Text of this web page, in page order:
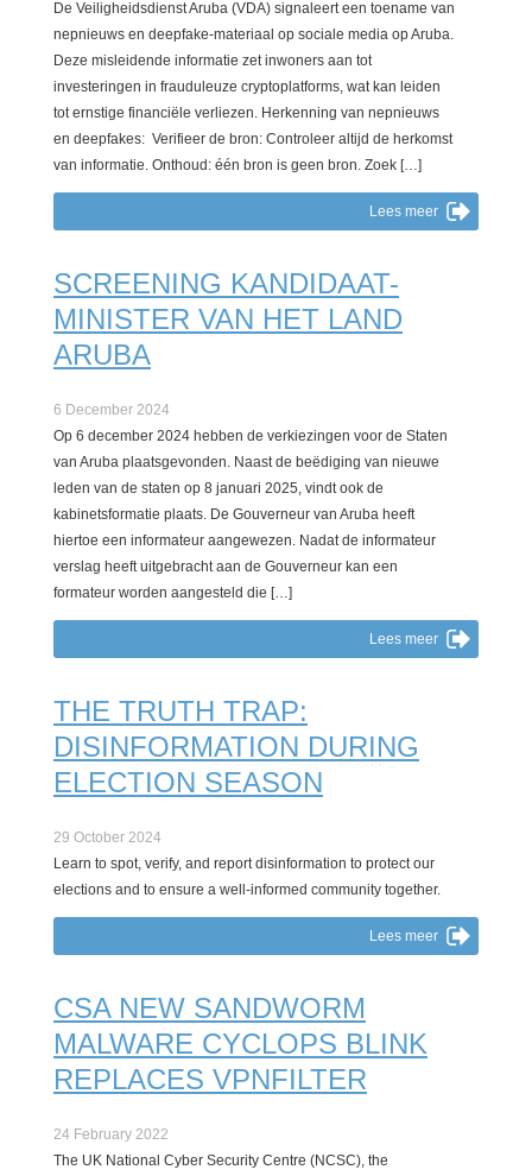
De Veiligheidsdienst Aruba (VDA) signaleert een toename van
nepnieuws en deepfake-materiaal op sociale media op Aruba.
Deze misleidende informatie zet inwoners aan tot
investeringen in frauduleuze cryptoplatforms, wat kan leiden
tot ernstige financiële verliezen. Herkenning van nepnieuws
en deepfakes: Verifieer de bron: Controleer altijd de herkomst
van informatie. Onthoud: één bron is geen bron. Zoek […]
Lees meer
SCREENING KANDIDAAT-
MINISTER VAN HET LAND
ARUBA
6 December 2024
Op 6 december 2024 hebben de verkiezingen voor de Staten
van Aruba plaatsgevonden. Naast de beëdiging van nieuwe
leden van de staten op 8 januari 2025, vindt ook de
kabinetsformatie plaats. De Gouverneur van Aruba heeft
hiertoe een informateur aangewezen. Nadat de informateur
verslag heeft uitgebracht aan de Gouverneur kan een
formateur worden aangesteld die […]
Lees meer
THE TRUTH TRAP:
DISINFORMATION DURING
ELECTION SEASON
29 October 2024
Learn to spot, verify, and report disinformation to protect our
elections and to ensure a well-informed community together.
Lees meer
CSA NEW SANDWORM
MALWARE CYCLOPS BLINK
REPLACES VPNFILTER
24 February 2022
The UK National Cyber Security Centre (NCSC), the